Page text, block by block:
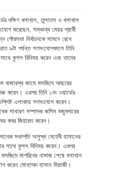
দক্ষিণ বলাখাল, তুলাতল ও বলাখাল
করেছেন, সম্ভাব্য মেয়র প্রার্থী
পৌরসভা নির্বাচনকে সামনে রেখে
৯টা পর্যন্ত গণসংযোগকালে তিনি
কুশল বিনিময় করেন এবং তাদের
বাজারস্থ জামে মসজিদে আছরের
করেন। এরপর তিনি ১নং ওয়ার্ডের
এলাকায় গণসংযোগ করেন।
সাধারণ সম্পাদক জসিম মজুমদারের
কবর জিয়ারত করেন।
সভাপতি অসুস্থ মেহেদী হাসানের
সাথে কুশল বিনিময় করেন। এরপর
মাগরিবের নামাজ শেষে বলাখাল
করেন মোহাম্মদ হাসান মিয়াজী।